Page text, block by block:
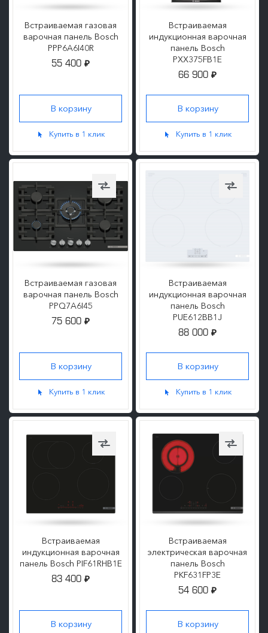
Встраиваемая газовая
варочная панель Bosch
PPP6A6I40R
55 400 ₽
Купить в 1 клик
Встраиваемая
индукционная варочная
панель Bosch
PXX375FB1E
66 900 ₽
Купить в 1 клик
ПОДРОБНЕЕ
Встраиваемая газовая
варочная панель Bosch
PPQ7A6I45
75 600 ₽
Купить в 1 клик
ПОДРОБНЕЕ
Встраиваемая
индукционная варочная
панель Bosch
PUE612BB1J
88 000 ₽
Купить в 1 клик
ПОДРОБНЕЕ
Встраиваемая
индукционная варочная
панель Bosch PIF61RHB1E
83 400 ₽
ПОДРОБНЕЕ
Встраиваемая
электрическая варочная
панель Bosch
PKF631FP3E
54 600 ₽
ПОДРОБНЕЕ ПОДРОБНЕЕ